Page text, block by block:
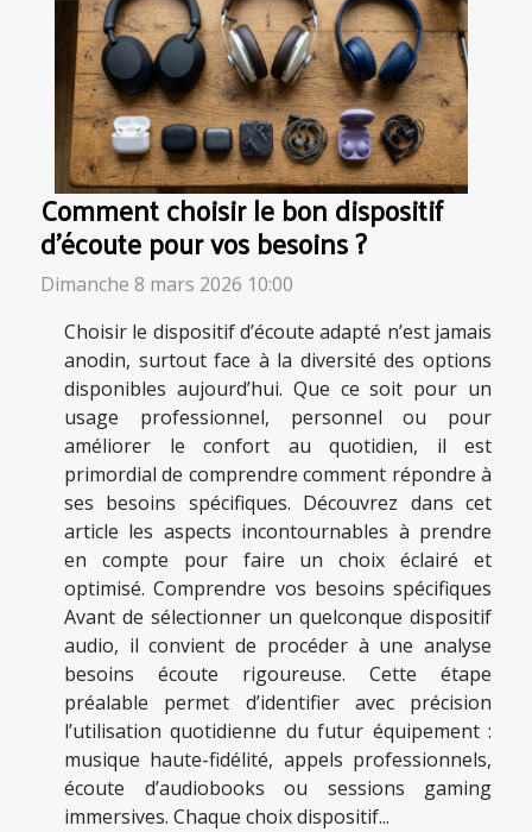
Comment choisir le bon dispositif
d'écoute pour vos besoins ?
Dimanche 8 mars 2026 10:00
Choisir le dispositif d’écoute adapté n’est jamais
anodin, surtout face à la diversité des options
disponibles aujourd’hui. Que ce soit pour un
usage professionnel, personnel ou pour
améliorer le confort au quotidien, il est
primordial de comprendre comment répondre à
ses besoins spécifiques. Découvrez dans cet
article les aspects incontournables à prendre
en compte pour faire un choix éclairé et
optimisé. Comprendre vos besoins spécifiques
Avant de sélectionner un quelconque dispositif
audio, il convient de procéder à une analyse
besoins écoute rigoureuse. Cette étape
préalable permet d’identifier avec précision
l’utilisation quotidienne du futur équipement :
musique haute-fidélité, appels professionnels,
écoute d’audiobooks ou sessions gaming
immersives. Chaque choix dispositif...